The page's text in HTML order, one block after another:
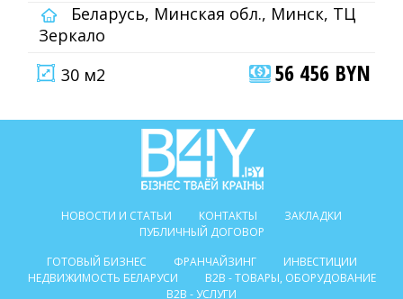
Беларусь, Минская обл., Минск, ТЦ
Зеркало
30 м2
56 456 BYN
НОВОСТИ И СТАТЬИ КОНТАКТЫ
ЗАКЛАДКИ
ПУБЛИЧНЫЙ ДОГОВОР
ГОТОВЫЙ БИЗНЕС
ФРАНЧАЙЗИНГ
ИНВЕСТИЦИИ
НЕДВИЖИМОСТЬ БЕЛАРУСИ
B2B - ТОВАРЫ, ОБОРУДОВАНИЕ
B2B - УСЛУГИ